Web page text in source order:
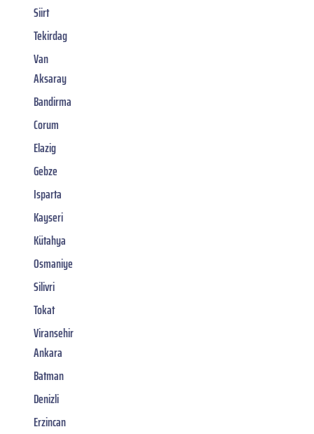
Siirt
Tekirdag
Van
Aksaray
Bandirma
Corum
Elazig
Gebze
Isparta
Kayseri
Kütahya
Osmaniye
Silivri
Tokat
Viransehir
Ankara
Batman
Denizli
Erzincan